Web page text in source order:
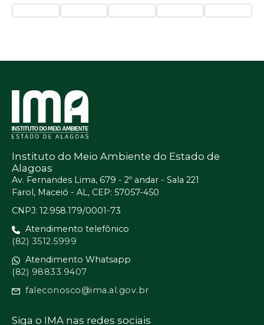
Instituto do Meio Ambiente do Estado de
Alagoas
Av. Fernandes Lima, 679 - 2º andar - Sala 221
Farol, Maceió - AL, CEP: 57057-450
CNPJ: 12.958.179/0001-73
Atendimento telefônico
(82) 3512.5999
Atendimento Whatsapp
(82) 98833.9407
faleconosco@ima.al.gov.br
Siga o IMA nas redes sociais